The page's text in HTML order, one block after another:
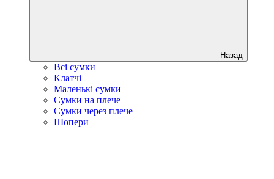
Назад
Всі сумки
Клатчі
Маленькі сумки
Сумки на плече
Сумки через плече
Шопери